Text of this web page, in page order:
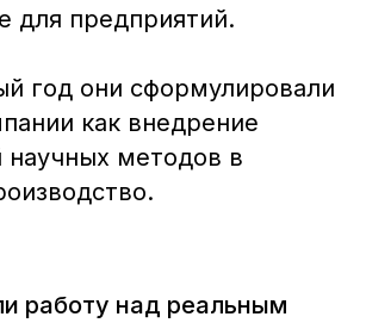
для предприятий.
год они сформулировали
как внедрение
научных методов в
работу над реальным